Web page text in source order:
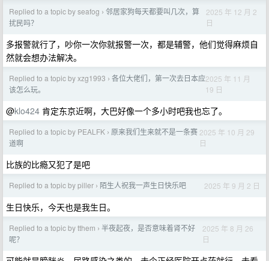
Replied to a topic by seafog › 邻居家狗每天都要叫几次，算
扰民吗？
2025 年 12 月 2
日
多报警就行了，吵你一次你就报警一次，都是辅警，他们觉得麻烦自
然就会想办法解决。
Replied to a topic by xzg1993 › 各位大佬们，第一次去日本应
该怎么玩。
2025 年 11 月
19 日
@klo424 肯定东京近啊，大巴好像一个多小时吧我也忘了。
Replied to a topic by PEALFK › 原来我们生来就不是一条赛
道啊
2025 年 10 月 29
日
比族的比瘾又犯了是吧
Replied to a topic by piller › 陌生人祝我一声生日快乐吧 2025 年 9 月 2 日
生日快乐，今天也是我生日。
Replied to a topic by tthem › 半夜起夜，是否意味着肾不好
呢？
2025 年 8 月 26
日